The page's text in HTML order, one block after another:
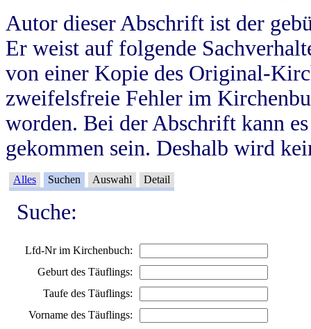
Autor dieser Abschrift ist der
Er weist auf folgende
von einer Kopie des Original-
zweifelsfreie Fehler im
worden. Bei der Abschrift kann
gekommen sein. Deshalb wird
Alles Suchen Auswahl Detail
Suche:
Lfd-Nr im Kirchenbuch:
Geburt des Täuflings:
Taufe des Täuflings:
Vorname des Täuflings: